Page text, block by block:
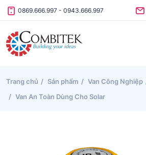
Skip to content
0869.666.997 - 0943.666.997
Trang chủ Sản phẩm Van Công Nghiệp
Van An Toàn Dùng Cho Solar